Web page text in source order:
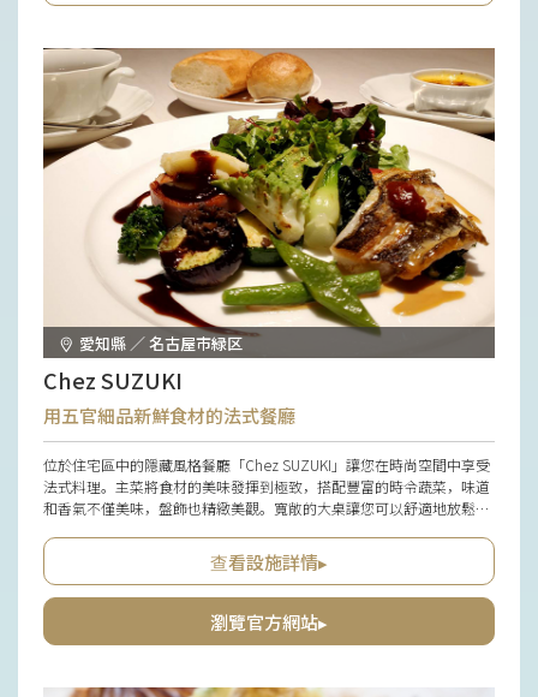
愛知縣 ／ 名古屋市緑区
Chez SUZUKI
用五官細品新鮮食材的法式餐廳
位於住宅區中的隱藏風格餐廳「Chez SUZUKI」讓您在時尚空間中享受
法式料理。主菜將食材的美味發揮到極致，搭配豐富的時令蔬菜，味道
和香氣不僅美味，盤飾也精緻美觀。寬敞的大桌讓您可以舒適地放鬆，
和打造特別時光的晚餐，兩者都能得到細心的款待。值得一提的是，廚
師自家精選咖啡豆並手工烘焙，清爽的口感廣受好評。
查看設施詳情▸
瀏覽官方網站▸